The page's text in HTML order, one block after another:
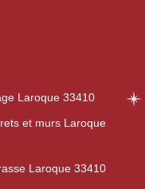
Laroque 33410
et murs Laroque
Laroque 33410